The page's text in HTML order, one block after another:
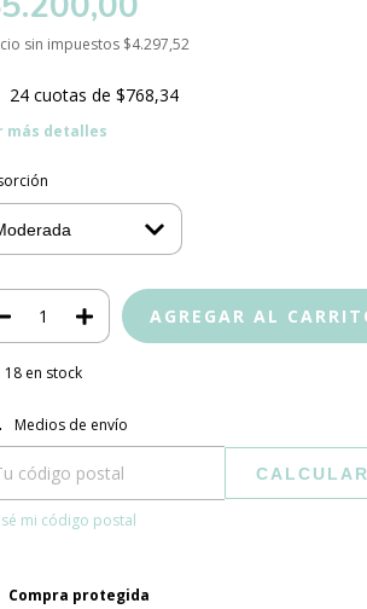
sin impuestos $4.297,52
24 cuotas de $768,34
más detalles
18 en stock
para el CP:
Medios de envío
CALCULAR
mi código postal
Compra protegida